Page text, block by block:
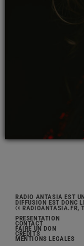
RADIO ANTASIA EST
DIFFUSION EST DONC
© RADIOANTASIA.FR,
PRÉSENTATION
CONTACT
FAIRE UN DON
CRÉDITS
MENTIONS LÉGALES